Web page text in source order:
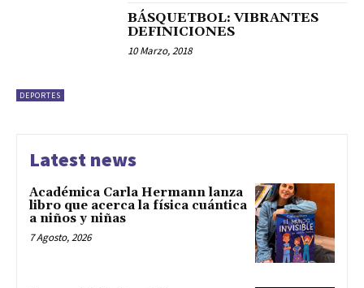
DEPORTES
BÁSQUETBOL: VIBRANTES
DEFINICIONES
10 Marzo, 2018
Latest news
Académica Carla Hermann lanza
libro que acerca la física cuántica
a niños y niñas
7 Agosto, 2026